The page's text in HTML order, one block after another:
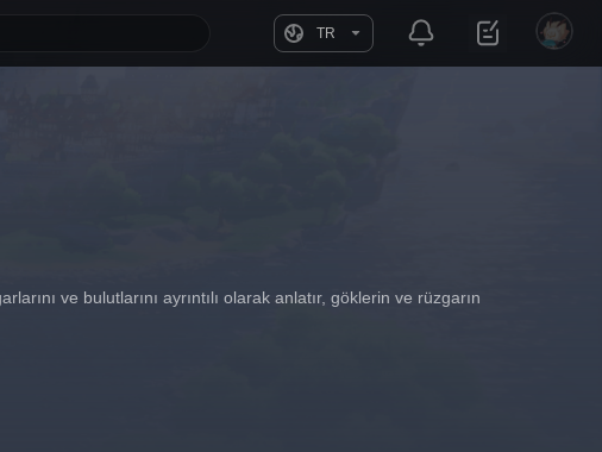
TR
ve bulutlarını ayrıntılı olarak anlatır, göklerin ve rüzgarın